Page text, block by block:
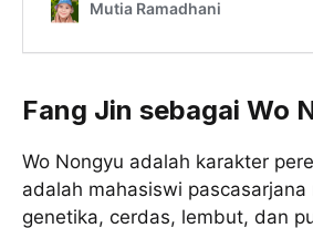
Fang Jin sebagai Wo
Wo Nongyu adalah karakter
adalah mahasiswi pascasarjana
genetika, cerdas, lembut, dan